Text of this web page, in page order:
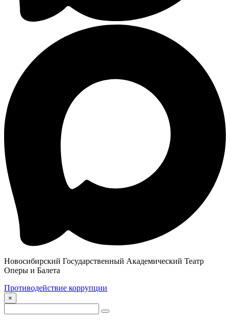
Новосибирский Государственный Академический Театр
Оперы и Балета
Противодействие коррупции
×